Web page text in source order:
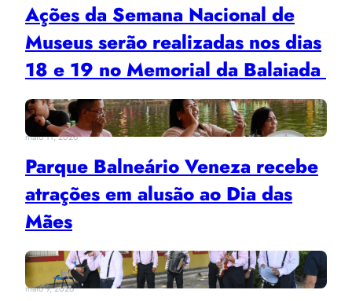
Ações da Semana Nacional de
Museus serão realizadas nos dias
18 e 19 no Memorial da Balaiada
maio 11, 2026
Parque Balneário Veneza recebe
atrações em alusão ao Dia das
Mães
maio 9, 2026